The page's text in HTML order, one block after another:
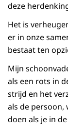
deze
Het is
er in onze
bestaat ten
Mijn
als een rots in
strijd en het
als de persoon,
doen als je in